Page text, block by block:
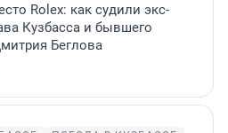
Rolex: как судили экс-
Кузбасса и бывшего
Беглова